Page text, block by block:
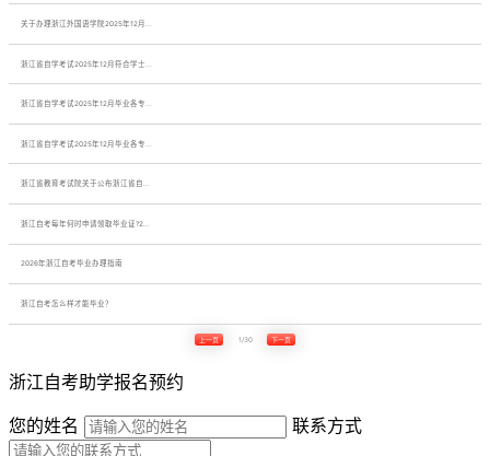
关于办理浙江外国语学院2025年12月...
浙江省自学考试2025年12月符合学士...
浙江省自学考试2025年12月毕业各专...
浙江省自学考试2025年12月毕业各专...
浙江省教育考试院关于公布浙江省自...
浙江自考每年何时申请领取毕业证?2...
2026年浙江自考毕业办理指南
浙江自考怎么样才能毕业？
上一页 1/30 下一页
浙江自考助学报名预约
您的姓名
联系方式